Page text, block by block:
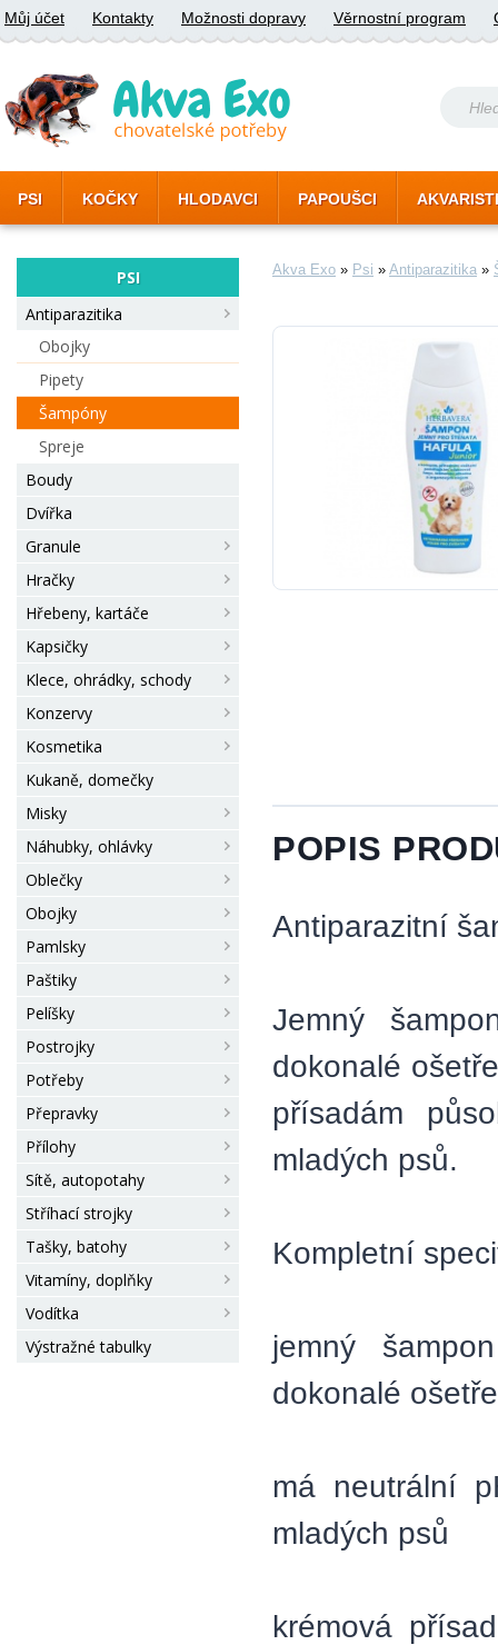
Můj účet Kontakty Možnosti dopravy Věrnostní program
PSI KOČKY HLODAVCI PAPOUŠCI
PSI
Antiparazitika
Obojky
Pipety
Šampóny
Spreje
Boudy
Dvířka
Granule
Hračky
Hřebeny, kartáče
Kapsičky
Klece, ohrádky, schody
Konzervy
Kosmetika
Kukaně, domečky
Misky
Náhubky, ohlávky
Oblečky
Obojky
Pamlsky
Paštiky
Pelíšky
Postrojky
Potřeby
Přepravky
Přílohy
Sítě, autopotahy
Stříhací strojky
Tašky, batohy
Vitamíny, doplňky
Vodítka
Výstražné tabulky
Akva Exo » Psi » Antiparazitika »
POPIS
Antiparazitní
Jemný
dokonalé
přísadám
mladých psů.
Kompletní
jemný
dokonalé
má neutrální
mladých psů
krémová